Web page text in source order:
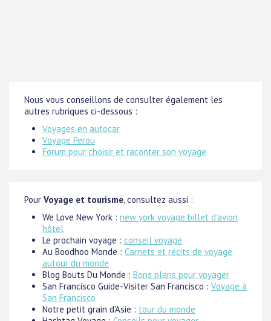
Nous vous conseillons de consulter également les
autres rubriques ci-dessous :
Voyages en autocar
Voyage Perou
Forum pour choisir et raconter son voyage
Pour Voyage et tourisme, consultez aussi :
We Love New York : new york voyage billet d'avion
hôtel
Le prochain voyage : conseil voyage
Au Boodhoo Monde : Carnets et récits de voyage
autour du monde
Blog Bouts Du Monde : Bons plans pour voyager
San Francisco Guide-Visiter San Francisco : Voyage à
San Francisco
Notre petit grain d'Asie : tour du monde